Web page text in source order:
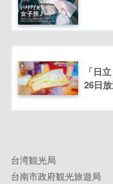
「日
26日
台湾観光局
台南市政府観光旅遊局